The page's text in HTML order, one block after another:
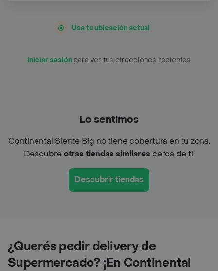
Usa tu ubicación actual
Iniciar sesión para ver tus direcciones recientes
Lo sentimos
Continental Siente Big no tiene cobertura en tu zona.
Descubreotras tiendas similarescerca de ti.
Descubrir tiendas
¿Querés pedir delivery de
Supermercado? ¡En Continental